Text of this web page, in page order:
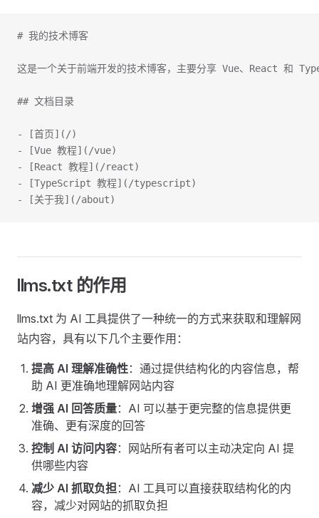
# 我的技术博客
这是一个关于前端开发的技术博客，主要分享 Vue、React 和
## 文档目录
- [首页](/)
- [Vue 教程](/vue)
- [React 教程](/react)
- [TypeScript 教程](/typescript)
- [关于我](/about)
llms.txt 的作用
llms.txt 为 AI 工具提供了一种统一的方式来获取和理解网
站内容，具有以下几个主要作用：
提高 AI 理解准确性：通过提供结构化的内容信息，帮
助 AI 更准确地理解网站内容
增强 AI 回答质量：AI 可以基于更完整的信息提供更
准确、更有深度的回答
控制 AI 访问内容：网站所有者可以主动决定向 AI 提
供哪些内容
减少 AI 抓取负担：AI 工具可以直接获取结构化的内
容，减少对网站的抓取负担